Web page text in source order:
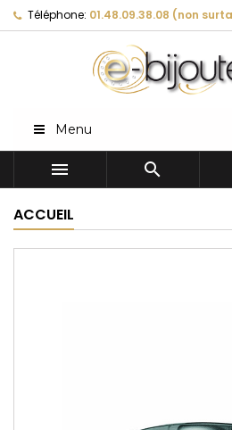
Téléphone: 01.48.09.38.08 (non
Menu
 
ACCUEIL